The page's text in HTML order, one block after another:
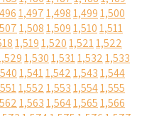
1,4971,4981,4991,500
1,5081,5091,5101,511
1,5191,5201,5211,522
1,5301,5311,5321,533
1,5411,5421,5431,544
1,5521,5531,5541,555
1,5631,5641,5651,566